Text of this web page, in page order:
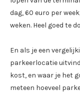
dag, 60 euro per
weken. Heel goed te
En als je een
parkeerlocatie
kost, en waar je het
meteen hoeveel